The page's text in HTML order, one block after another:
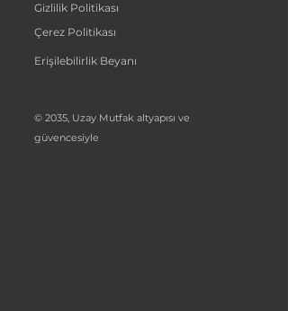
Gizlilik Politikası
Çerez Politikası
Erişilebilirlik Beyanı
© 2035, Uzay Mutfak altyapısı ve
güvencesiyle